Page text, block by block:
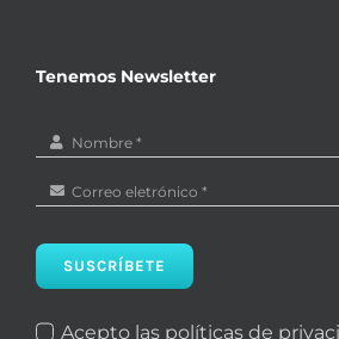
Tenemos Newsletter
SUSCRÍBETE
Acepto las políticas de